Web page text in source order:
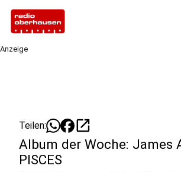
Anzeige
Teilen: open_in_new
Album der Woche: James
PISCES